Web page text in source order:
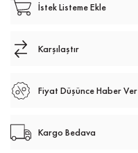
İstek Listeme Ekle
Karşılaştır
Fiyat Düşünce Haber Ver
Kargo Bedava